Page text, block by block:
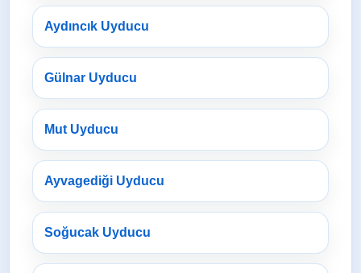
Aydıncık Uyducu
Gülnar Uyducu
Mut Uyducu
Ayvagediği Uyducu
Soğucak Uyducu